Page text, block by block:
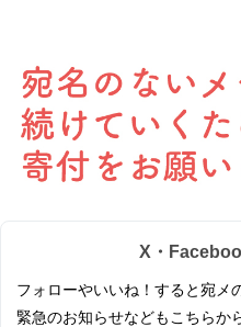
X・
フォローやいいね！すると宛メ
緊急のお知らせなどもこちらか